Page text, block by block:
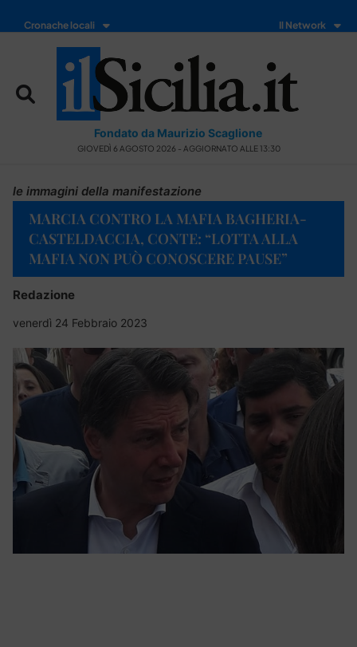
Cronache locali Il Network
Fondato da Maurizio Scaglione
GIOVEDÌ 6 AGOSTO 2026 - AGGIORNATO ALLE 13:30
le immagini della manifestazione
MARCIA CONTRO LA MAFIA BAGHERIA-
CASTELDACCIA, CONTE: “LOTTA ALLA
MAFIA NON PUÒ CONOSCERE PAUSE”
Redazione
venerdì 24 Febbraio 2023